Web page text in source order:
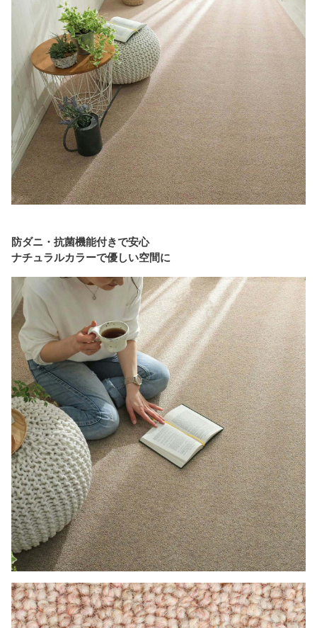
防ダニ・抗菌機能付きで安心
ナチュラルカラーで優しい空間に